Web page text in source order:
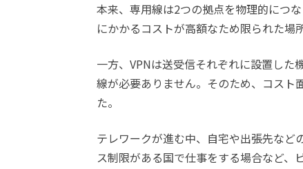
本来、専用線は2つの拠点を物理的につ
にかかるコストが高額なため限られた場
一方、VPNは送受信それぞれに設置した
線が必要ありません。そのため、コスト
た。
テレワークが進む中、自宅や出張先など
ス制限がある国で仕事をする場合など、